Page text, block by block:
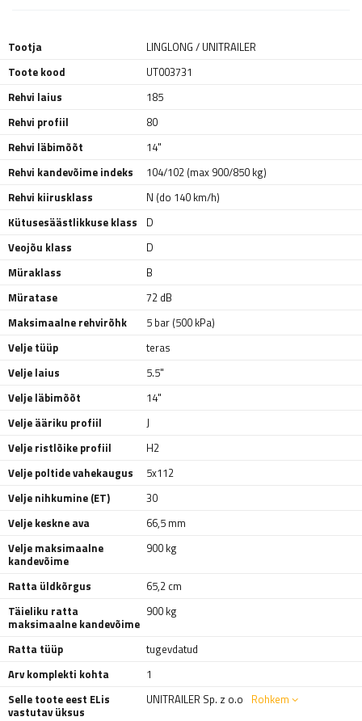
Tootja
LINGLONG / UNITRAILER
Toote kood
UT003731
Rehvi laius
185
Rehvi profiil
80
Rehvi läbimõõt
14"
Rehvi kandevõime indeks
104/102 (max 900/850 kg)
Rehvi kiirusklass
N (do 140 km/h)
Kütusesäästlikkuse klass
D
Veojõu klass
D
Müraklass
B
Müratase
72 dB
Maksimaalne rehvirõhk
5 bar (500 kPa)
Velje tüüp
teras
Velje laius
5.5"
Velje läbimõõt
14"
Velje ääriku profiil
J
Velje ristlõike profiil
H2
Velje poltide vahekaugus
5x112
Velje nihkumine (ET)
30
Velje keskne ava
66,5 mm
Velje maksimaalne
kandevõime
900 kg
Ratta üldkõrgus
65,2 cm
Täieliku ratta
maksimaalne kandevõime
900 kg
Ratta tüüp
tugevdatud
Arv komplekti kohta
1
Selle toote eest ELis
vastutav üksus
UNITRAILER Sp. z o.o Rohkem